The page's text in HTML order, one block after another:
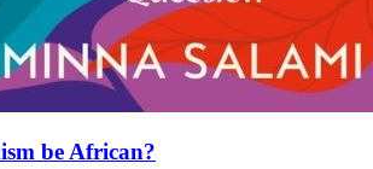
be African?